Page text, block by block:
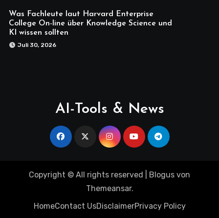
Was Fachleute laut Harvard Enterprise
College On-line über Knowledge Science und
KI wissen sollten
Juli 30, 2026
AI-Tools & News
Copyright © All rights reserved Blogus von
Themeansar.
HomeContact UsDisclaimerPrivacy Policy